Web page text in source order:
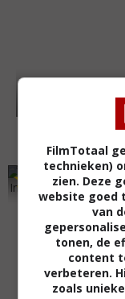
5
Inside I'm Dancing
FilmTotaal
technieken)
zien. Deze
website goed
van
tonen, de
content
verbeteren.
zoals